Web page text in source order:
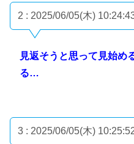
2 : 2025/06/05(木)
見返そうと思って見始め
る…
3 : 2025/06/05(木)